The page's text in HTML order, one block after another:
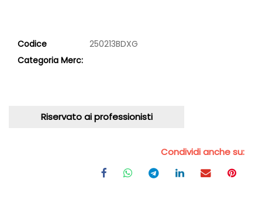
Codice
250213BDXG
Categoria Merc:
Riservato ai professionisti
Condividi anche su: